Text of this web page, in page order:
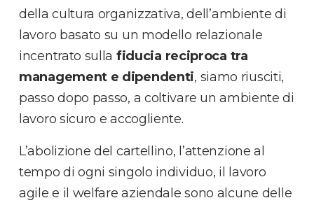
della cultura organizzativa, dell’ambiente di
lavoro basato su un modello relazionale
incentrato sulla fiducia reciproca tra
management e dipendenti, siamo riusciti,
passo dopo passo, a coltivare un ambiente di
lavoro sicuro e accogliente.
L’abolizione del cartellino, l’attenzione al
tempo di ogni singolo individuo, il lavoro
agile e il welfare aziendale sono alcune delle